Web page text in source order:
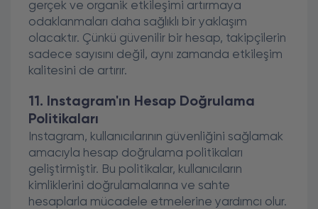
gerçek ve organik etkileşimi artırmaya
odaklanmaları daha sağlıklı bir yaklaşım
olacaktır. Çünkü güvenilir bir hesap, takipçilerin
sadece sayısını değil, aynı zamanda etkileşim
kalitesini de artırır.
11. Instagram'ın Hesap Doğrulama
Politikaları
Instagram, kullanıcılarının güvenliğini sağlamak
amacıyla hesap doğrulama politikaları
geliştirmiştir. Bu politikalar, kullanıcıların
kimliklerini doğrulamalarına ve sahte
hesaplarla mücadele etmelerine yardımcı olur.